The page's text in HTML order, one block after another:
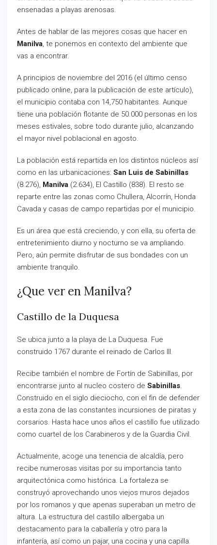
ensenadas a playas arenosas.
Antes de hablar de las mejores cosas que hacer en
Manilva, te ponemos en contexto del ambiente que
vas a encontrar.
A principios de noviembre del 2016 (el último censo
publicado online, para la publicación de este artículo),
el municipio contaba con 14,750 habitantes. Aunque
tiene una población flotante de 50.000 personas en los
meses estivales, sobre todo durante julio, alcanzando
el mayor nivel poblacional en agosto.
La población está repartida en los distintos núcleos así
como en las urbanicaciones: San Luis de Sabinillas
(8.276), Manilva (2.634), El Castillo (838). El resto se
reparte entre las zonas como Chullera, Alcorrín, Honda
Cavada y casas de campo repartidas por el municipio.
Es un área que está creciendo, y con ella, su oferta de
entretenimiento diurno y nocturno se va ampliando.
Pero, aún permite disfrutar de sus bondades con un
ambiente tranquilo.
¿Que ver en Manilva?
Castillo de la Duquesa
Se ubica junto a la playa de La Duquesa. Fue
construido 1767 durante el reinado de Carlos III.
Recibe también el nombre de Fortín de Sabinillas, por
encontrarse junto al nucleo costero de Sabinillas.
Construido en el siglo dieciocho, con el fin de defender
a esta zona de las constantes incursiones de piratas y
corsarios. Hasta hace unos años el castillo fue utilizado
como cuartel de los Carabineros y de la Guardia Civil.
Actualmente, acoge una tenencia de alcaldía, pero
recibe numerosas visitas por su importancia tanto
arquitectónica como histórica. La fortaleza se
construyó aprovechando unos viejos muros dejados
por los romanos y que apenas superaban un metro de
altura. La estructura del castillo albergaba un
destacamento para la caballería y otro para la
infantería, así como un pajar, una cocina y una capilla.